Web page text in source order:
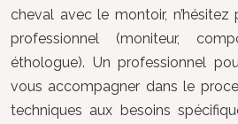
cheval avec le montoir,
professionnel (moniteur,
éthologue). Un professionnel
vous accompagner dans le
techniques aux besoins